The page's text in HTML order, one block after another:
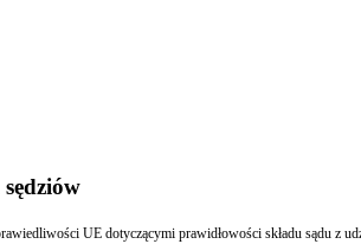
UE dotyczącymi prawidłowości składu sądu z